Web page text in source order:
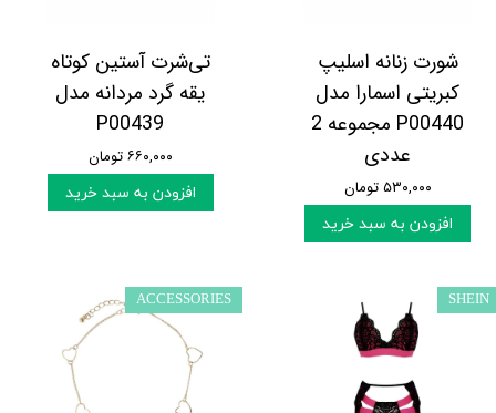
شورت زنانه اسلیپ
کبریتی اسمارا مدل
P00440 مجموعه 2
عددی
۵۳۰,۰۰۰ تومان
افزودن به سبد خرید
تی‌شرت آستین کوتاه
یقه گرد مردانه مدل
P00439
۶۶۰,۰۰۰ تومان
افزودن به سبد خرید
SHEIN
ACCESSORIES